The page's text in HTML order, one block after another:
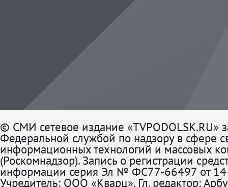
© СМИ сетевое издание «TVPODOLSK.RU»
Федеральной службой по надзору в сфере
информационных технологий и массовых
(Роскомнадзор). Запись о регистрации
информации серия Эл № ФС77-66497 от 14
Учредитель: ООО «Кварц». Гл. редактор: